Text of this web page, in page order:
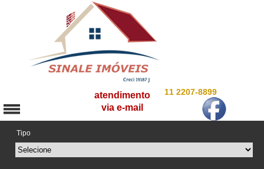
11 2207-8899
atendimento
via e-mail
Tipo